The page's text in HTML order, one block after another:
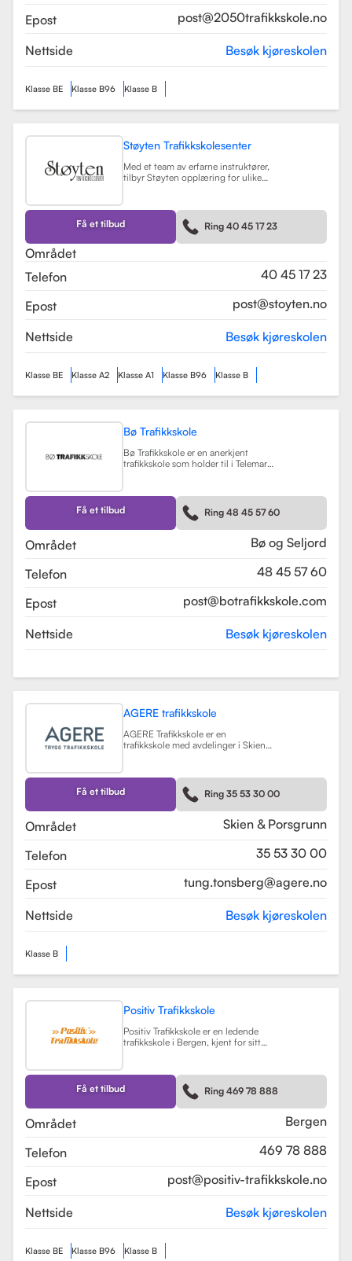
Epost
post@2050trafikkskole.no
Nettside Besøk kjøreskolen
Klasse BE Klasse B96 Klasse B
Støyten Trafikkskolesenter
Med et team av erfarne instruktører,
tilbyr Støyten opplæring for ulike
kurs som trafikalt grunnkurs og
mørkekjøring. Skolen er kjent for sin
fleksibilitet og tilpasning til elevenes
behov, noe som gjør
Få et tilbud Ring 40 45 17 23
Området
Telefon
40 45 17 23
Epost
post@stoyten.no
Nettside Besøk kjøreskolen
Klasse BE Klasse A2 Klasse A1 Klasse B96 Klasse B
Bø Trafikkskole
Bø Trafikkskole er en anerkjent
trafikkskole som holder til i Telemark,
elever. Skolen tilbyr opplæring for
førerkort i klasse B, B96 og BE, samt
en rekke kurs som trafikalt
grunnkurs, mørkekjøring, førstehjelp
Få et tilbud Ring 48 45 57 60
Området
Bø og Seljord
Telefon
48 45 57 60
Epost
post@botrafikkskole.com
Nettside Besøk kjøreskolen
AGERE trafikkskole
AGERE Trafikkskole er en
trafikkskole med avdelinger i Skien
førerkortklasser, fra moped til buss
og lastebil. Skolen har som mål å gi
elevene de nødvendige ferdighetene
og holdningene for å bli trygge og
kompetente sjåfører, med et fokus
på nullvisjonen om ingen drepte
god kvalitet på opplæringen.
AGERE Trafikkskole tilbyr også ulike
teorikurs og spesialiserte moduler
Les mer
Få et tilbud Ring 35 53 30 00
Området
Skien & Porsgrunn
Telefon
35 53 30 00
Epost
tung.tonsberg@agere.no
Nettside Besøk kjøreskolen
Klasse B
Positiv Trafikkskole
Positiv Trafikkskole er en ledende
trafikkskole i Bergen, kjent for sitt
føreropplæring for både bil,
tilhenger og moped, og har
spesialiserte kurs som trafikalt
grunnkurs og mørkekjøring. Les mer
Få et tilbud Ring 469 78 888
Området
Bergen
Telefon
469 78 888
Epost
post@positiv-trafikkskole.no
Nettside Besøk kjøreskolen
Klasse BE Klasse B96 Klasse B